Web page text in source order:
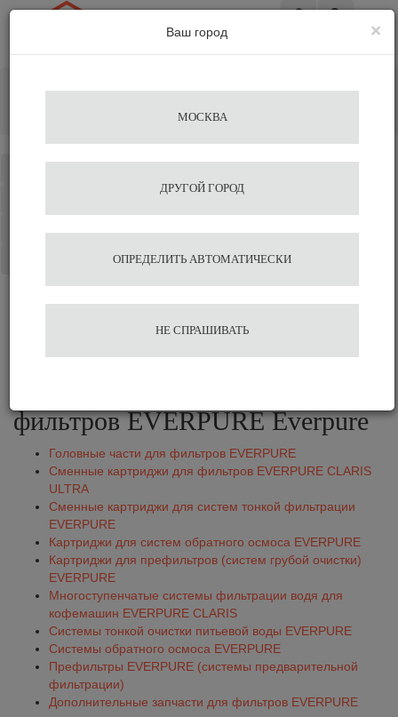
фильтров EVERPURE Everpure
Головные части для фильтров EVERPURE
Сменные картриджи для фильтров EVERPURE CLARIS
ULTRA
Сменные картриджи для систем тонкой фильтрации
EVERPURE
Картриджи для систем обратного осмоса EVERPURE
Картриджи для префильтров (систем грубой очистки)
EVERPURE
Многоступенчатые системы фильтрации водя для
кофемашин EVERPURE CLARIS
Системы тонкой очистки питьевой воды EVERPURE
Системы обратного осмоса EVERPURE
Префильтры EVERPURE (системы предварительной
фильтрации)
Дополнительные запчасти для фильтров EVERPURE
×
Ваш город
МОСКВА
ДРУГОЙ ГОРОД
ОПРЕДЕЛИТЬ АВТОМАТИЧЕСКИ
НЕ СПРАШИВАТЬ